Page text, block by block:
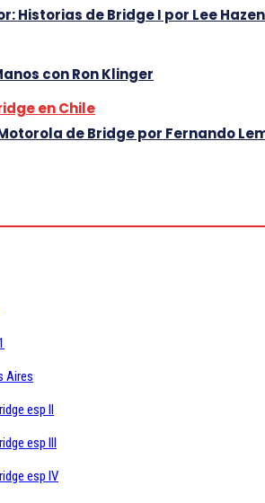
Historias de Bridge I por Lee Hazen
con Ron Klinger
en Chile
de Bridge por Fernando
Aires
esp II
esp III
esp IV